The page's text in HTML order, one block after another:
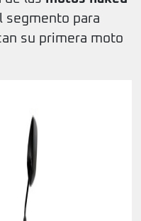
segmento para
su primera moto